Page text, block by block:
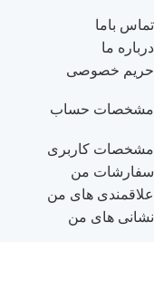
تماس باما
درباره ما
حریم خصوصی
مشخصات حساب
مشخصات کاربری
سفارشات من
علاقمندی های من
نشانی های من